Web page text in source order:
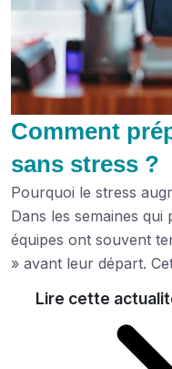
Comment
sans stress ?
Pourquoi le stress
Dans les semaines
équipes ont souvent
» avant leur départ.
Lire cette